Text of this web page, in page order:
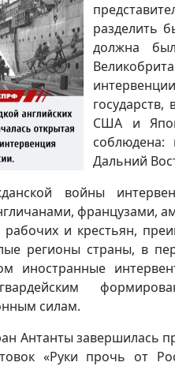
разделить
должна
США и
соблюдена:
Дальний
войны
французами,
рабочих и крестьян,
регионы страны, в
иностранные
силам.
Антанты завершилась
«Руки прочь от